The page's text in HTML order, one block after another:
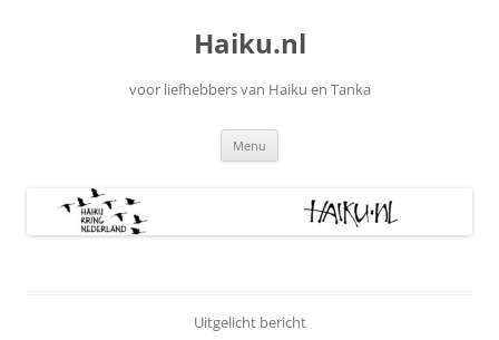
Haiku.nl
voor liefhebbers van Haiku en Tanka
Menu
Uitgelicht bericht